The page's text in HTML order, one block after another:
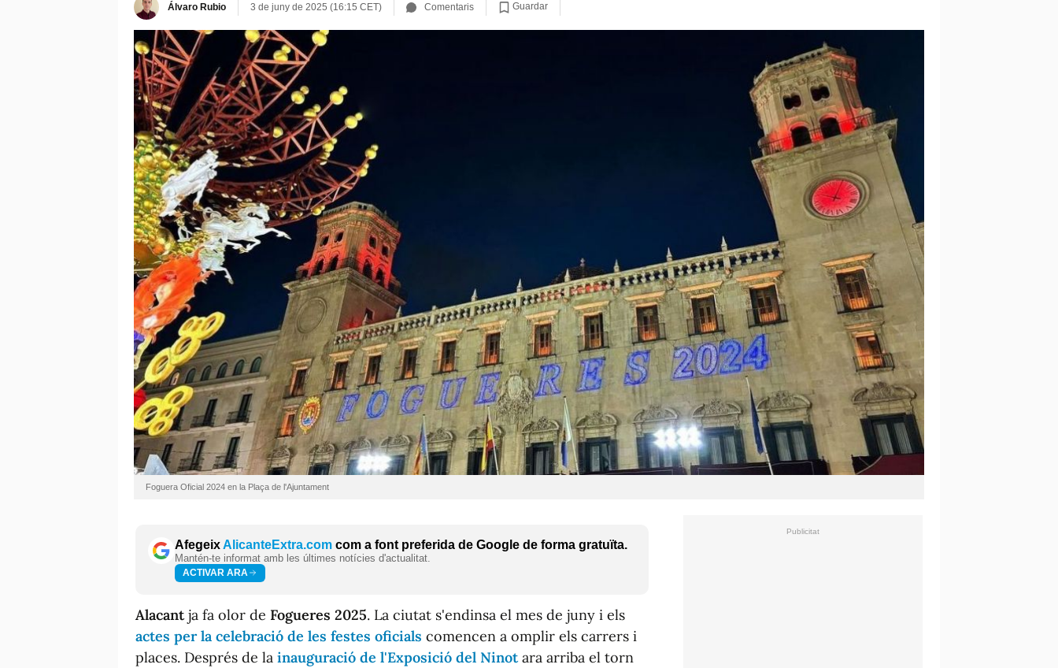
Álvaro Rubio 3 de juny de 2025 (16:15 CET) Comentaris Guardar
Foguera Oficial 2024 en la Plaça de l'Ajuntament
AfegeixAlicanteExtra.com com a font preferida de Google de forma gratuïta.
Mantén-te informat amb les últimes notícies d'actualitat.
ACTIVAR ARA
Alacantja fa olor de Fogueres 2025. La ciutat s'endinsa el mes de juny i els
actes per la celebració de les festes oficials comencen a omplir els carrers i
places. Després de la inauguració de l'Exposició del Ninotara arriba el torn